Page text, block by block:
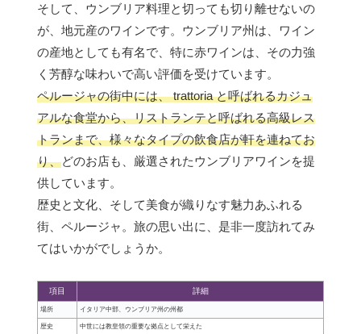
そして、ウンブリア料理と切っても切り離せないの
が、地元産のワインです。ウンブリア州は、ワイン
の産地としても有名で、特に赤ワインは、その力強
く芳醇な味わいで高い評価を受けています。
ペルージャの街中には、 trattoria と呼ばれるカジュ
アルな食堂から、リストランテと呼ばれる高級レス
トランまで、様々なタイプの飲食店が軒を連ねてお
り、どのお店も、厳選されたウンブリアワインを提
供しています。
歴史と文化、そして美食が織りなす魅力あふれる
街、ペルージャ。旅の思い出に、是非一度訪れてみ
てはいかがでしょうか。
項目 詳細
場所 イタリア中部、ウンブリア州の州都
歴史 中世には教皇領の重要な拠点として栄えた